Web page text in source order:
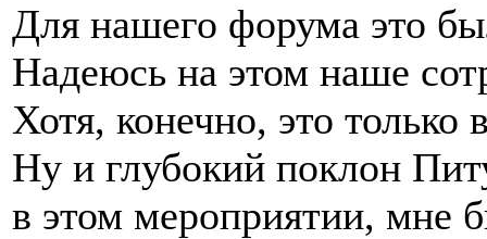
Для нашего форума это
Надеюсь на этом наше
Хотя, конечно, это только
Ну и глубокий поклон
в этом мероприятии, мне